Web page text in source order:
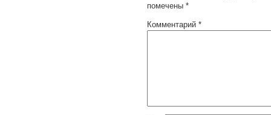
помечены *
Комментарий *